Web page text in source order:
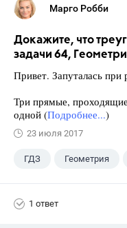
Марго Робби
Докажите, что
задачи 64,
Привет. Запуталась
Три прямые,
одной (Подробнее...)
23 июля 2017
ГДЗ Геометрия
1 ответ